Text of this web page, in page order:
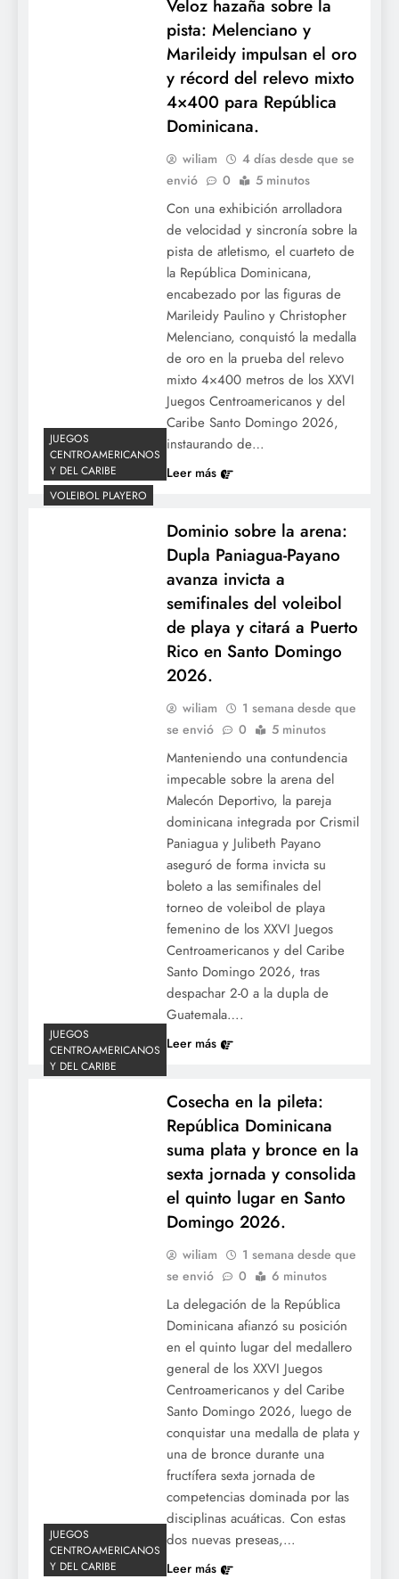
Jornada de las Mayores: Mead y García Jr.
comandan el ataque de los Nacionales en
una cartelera marcada por el pitcheo.
Dodgers recuperan el primer lugar en los
Power Rankings de MLB impulsados por
Quiebre de sequía para Guerrero Jr.:
Azulejos barren a los Medias Rojas en
cierre de infarto.
Espectáculo de Juan Soto en Nueva York:
Sacude dos jonrones y brilla a la defensa
en triunfo de los Mets sobre los Filis.
Modernización en la pelota invernal:
LIDOM aprueba calendario y un histórico
Código Reglamentario único para la
temporada 2026-2027.
Resumen de MLB: Noche de poder y
blanqueos en las Grandes Ligas.
Veloz hazaña sobre la
pista: Melenciano y
Marileidy impulsan el oro
y récord del relevo mixto
4×400 para República
Dominicana.
wiliam
4 días desde que se
envió
0 5 minutos
Con una exhibición arrolladora
de velocidad y sincronía sobre la
pista de atletismo, el cuarteto de
la República Dominicana,
encabezado por las figuras de
Marileidy Paulino y Christopher
Melenciano, conquistó la medalla
de oro en la prueba del relevo
mixto 4×400 metros de los XXVI
Juegos Centroamericanos y del
Caribe Santo Domingo 2026,
instaurando de…
Leer más
JUEGOS
CENTROAMERICANOS
Y DEL CARIBE
VOLEIBOL PLAYERO
Dominio sobre la arena:
Dupla Paniagua-Payano
avanza invicta a
semifinales del voleibol
de playa y citará a Puerto
Rico en Santo Domingo
2026.
wiliam
1 semana desde que
se envió
0 5 minutos
Manteniendo una contundencia
impecable sobre la arena del
Malecón Deportivo, la pareja
dominicana integrada por Crismil
Paniagua y Julibeth Payano
aseguró de forma invicta su
boleto a las semifinales del
torneo de voleibol de playa
femenino de los XXVI Juegos
Centroamericanos y del Caribe
Santo Domingo 2026, tras
despachar 2-0 a la dupla de
Guatemala….
Leer más
JUEGOS
CENTROAMERICANOS
Y DEL CARIBE
Cosecha en la pileta:
República Dominicana
suma plata y bronce en la
sexta jornada y consolida
el quinto lugar en Santo
Domingo 2026.
wiliam
1 semana desde que
se envió
0 6 minutos
La delegación de la República
Dominicana afianzó su posición
en el quinto lugar del medallero
general de los XXVI Juegos
Centroamericanos y del Caribe
Santo Domingo 2026, luego de
conquistar una medalla de plata y
una de bronce durante una
fructífera sexta jornada de
competencias dominada por las
disciplinas acuáticas. Con estas
dos nuevas preseas,…
Leer más
JUEGOS
CENTROAMERICANOS
Y DEL CARIBE